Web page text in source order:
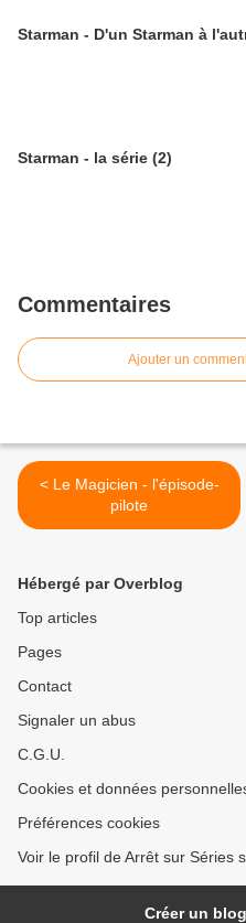
Starman - D'un Starman à
Starman - la série (2)
Commentaires
Ajouter un
< Le Magicien - l'épisode-
pilote
Hébergé par Overblog
Top articles
Pages
Contact
Signaler un abus
C.G.U.
Cookies et données
Préférences cookies
Voir le profil de Arrêt sur Séries
Créer un